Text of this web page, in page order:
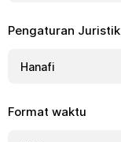
Pengaturan Juristik
Format waktu